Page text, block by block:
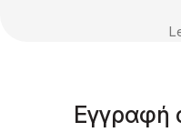
Eγγραφή